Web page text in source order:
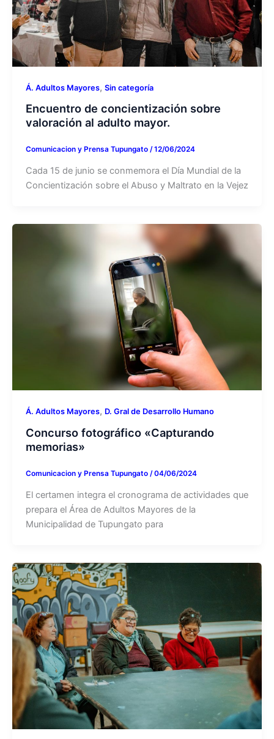
Á. Adultos Mayores, Sin categoría
Encuentro de concientización sobre
valoración al adulto mayor.
Comunicacion y Prensa Tupungato /12/06/2024
Cada 15 de junio se conmemora el Día Mundial de la
Concientización sobre el Abuso y Maltrato en la Vejez
Á. Adultos Mayores, D. Gral de Desarrollo Humano
Concurso fotográfico «Capturando
memorias»
Comunicacion y Prensa Tupungato /04/06/2024
El certamen integra el cronograma de actividades que
prepara el Área de Adultos Mayores de la
Municipalidad de Tupungato para